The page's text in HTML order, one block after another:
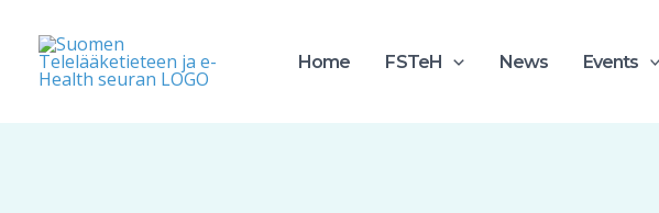
content
Home FSTeH News Events